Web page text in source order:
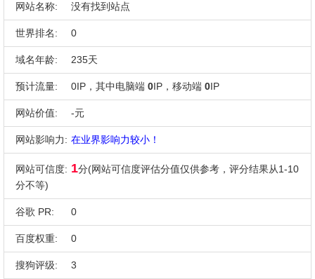
网站名称: 没有找到站点
世界排名: 0
域名年龄: 235天
预计流量: 0IP，其中电脑端 0IP，移动端 0IP
网站价值: -元
网站影响力: 在业界影响力较小！
网站可信度: 1分(网站可信度评估分值仅供参考，评分结果从1-10
分不等)
谷歌 PR: 0
百度权重: 0
搜狗评级: 3